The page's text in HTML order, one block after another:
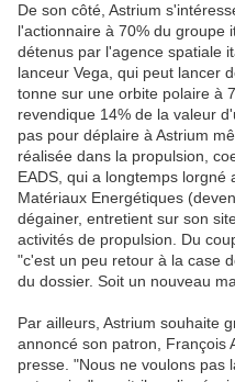
De son côté, Astrium
l'actionnaire à 70% du groupe
détenus par l'agence spatiale
lanceur Vega, qui peut lancer
tonne sur une orbite polaire à
revendique 14% de la valeur
pas pour déplaire à Astrium
réalisée dans la propulsion,
EADS, qui a longtemps lorgné
Matériaux Energétiques
dégainer, entretient sur son
activités de propulsion. Du
"c'est un peu retour à la case
du dossier. Soit un nouveau
Par ailleurs, Astrium souhaite
annoncé son patron, François
presse. "Nous ne voulons pas